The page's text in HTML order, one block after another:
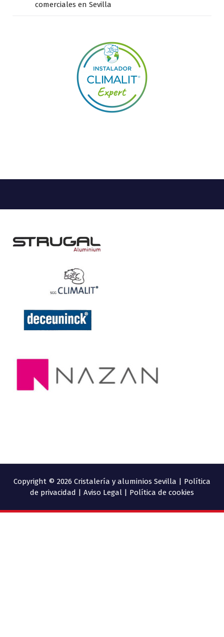
comerciales en Sevilla
Copyright © 2026 Cristalería y aluminios Sevilla | Política
de privacidad | Aviso Legal | Política de cookies